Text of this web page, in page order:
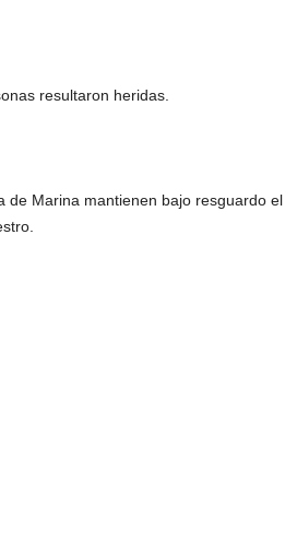
resultaron heridas.
de Marina mantienen bajo resguardo el